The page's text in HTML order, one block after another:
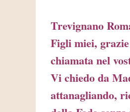
Trevignano
Figli miei,
chiamata nel
Vi chiedo da
attanagliando,